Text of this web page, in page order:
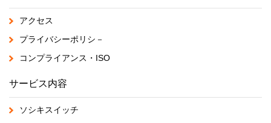
アクセス
プライバシーポリシ－
コンプライアンス・ISO
サービス内容
ソシキスイッチ